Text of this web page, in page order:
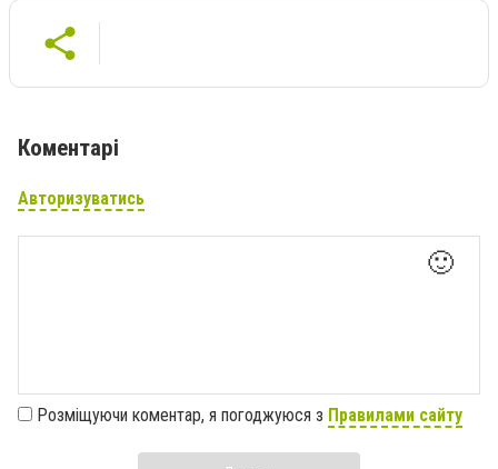
Коментарі
Авторизуватись
🙂
Розміщуючи коментар, я погоджуюся з Правилами сайту